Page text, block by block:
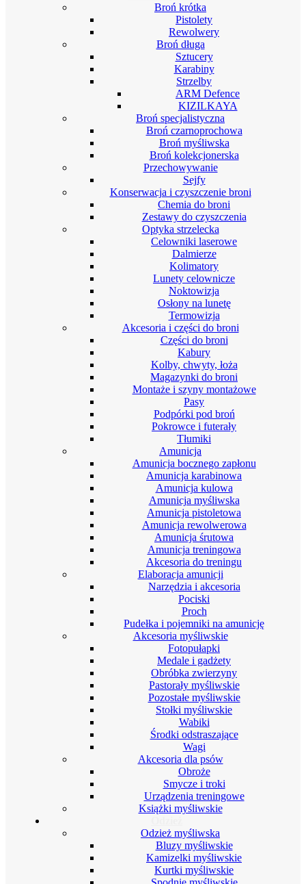
Broń krótka
Pistolety
Rewolwery
Broń długa
Sztucery
Karabiny
Strzelby
ARM Defence
KIZILKAYA
Broń specjalistyczna
Broń czarnoprochowa
Broń myśliwska
Broń kolekcjonerska
Przechowywanie
Sejfy
Konserwacja i czyszczenie broni
Chemia do broni
Zestawy do czyszczenia
Optyka strzelecka
Celowniki laserowe
Dalmierze
Kolimatory
Lunety celownicze
Noktowizja
Osłony na lunetę
Termowizja
Akcesoria i części do broni
Części do broni
Kabury
Kolby, chwyty, łoża
Magazynki do broni
Montaże i szyny montażowe
Pasy
Podpórki pod broń
Pokrowce i futerały
Tłumiki
Amunicja
Amunicja bocznego zapłonu
Amunicja karabinowa
Amunicja kulowa
Amunicja myśliwska
Amunicja pistoletowa
Amunicja rewolwerowa
Amunicja śrutowa
Amunicja treningowa
Akcesoria do treningu
Elaboracja amunicji
Narzędzia i akcesoria
Pociski
Proch
Pudełka i pojemniki na amunicję
Akcesoria myśliwskie
Fotopułapki
Medale i gadżety
Obróbka zwierzyny
Pastorały myśliwskie
Pozostałe myśliwskie
Stołki myśliwskie
Wabiki
Środki odstraszające
Wagi
Akcesoria dla psów
Obroże
Smycze i troki
Urządzenia treningowe
Książki myśliwskie
Odzież myśliwska
Bluzy myśliwskie
Kamizelki myśliwskie
Kurtki myśliwskie